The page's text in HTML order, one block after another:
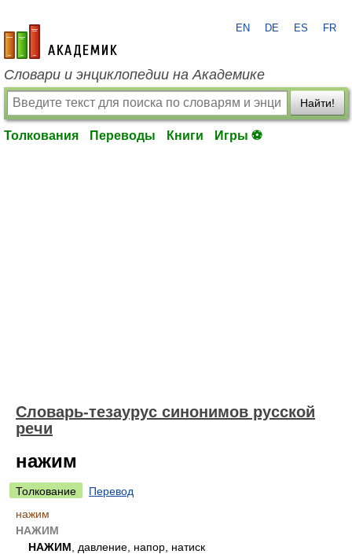
academic.ru
EN DE ES FR
Словари и энциклопедии на Академике
Найти!
Толкования Переводы Книги Игры ⚽
Словарь-тезаурус синонимов русской
речи
нажим
Толкование
Перевод
нажим
НАЖИМ
НАЖИМ , давление, напор, натиск